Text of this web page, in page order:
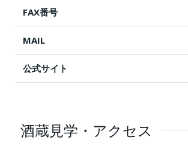
FAX番号
MAIL
公式サイト
酒蔵見学・アクセス